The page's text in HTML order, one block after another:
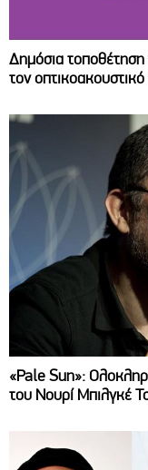
Δημόσια τοποθέτηση
τον
«Pale Sun»:
του Νουρί Μπιλγκέ